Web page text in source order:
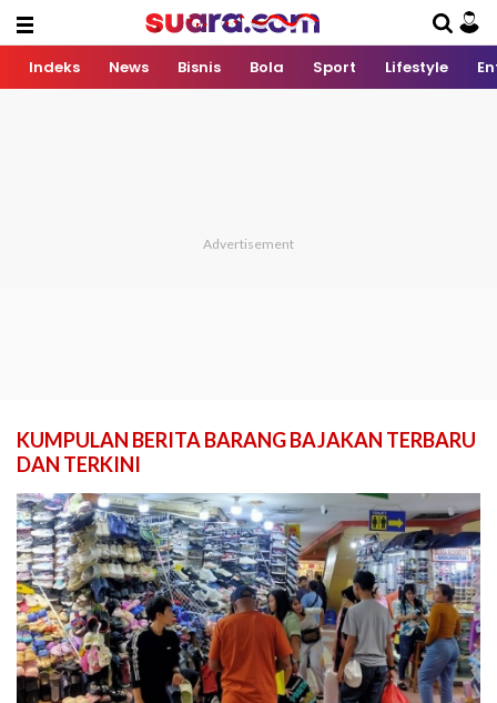
Indeks News Bisnis Bola Sport Lifestyle
KUMPULAN BERITA BARANG BAJAKAN TERBARU
DAN TERKINI